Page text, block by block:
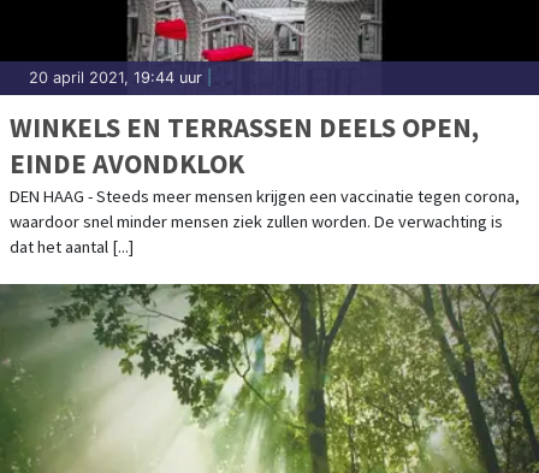
20 april 2021, 19:44 uur
WINKELS EN TERRASSEN DEELS OPEN,
EINDE AVONDKLOK
DEN HAAG - Steeds meer mensen krijgen een vaccinatie tegen corona,
waardoor snel minder mensen ziek zullen worden. De verwachting is
dat het aantal [...]